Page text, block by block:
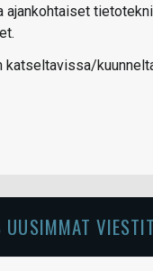
ajankohtaiset
katseltavissa/
UUSIMMAT